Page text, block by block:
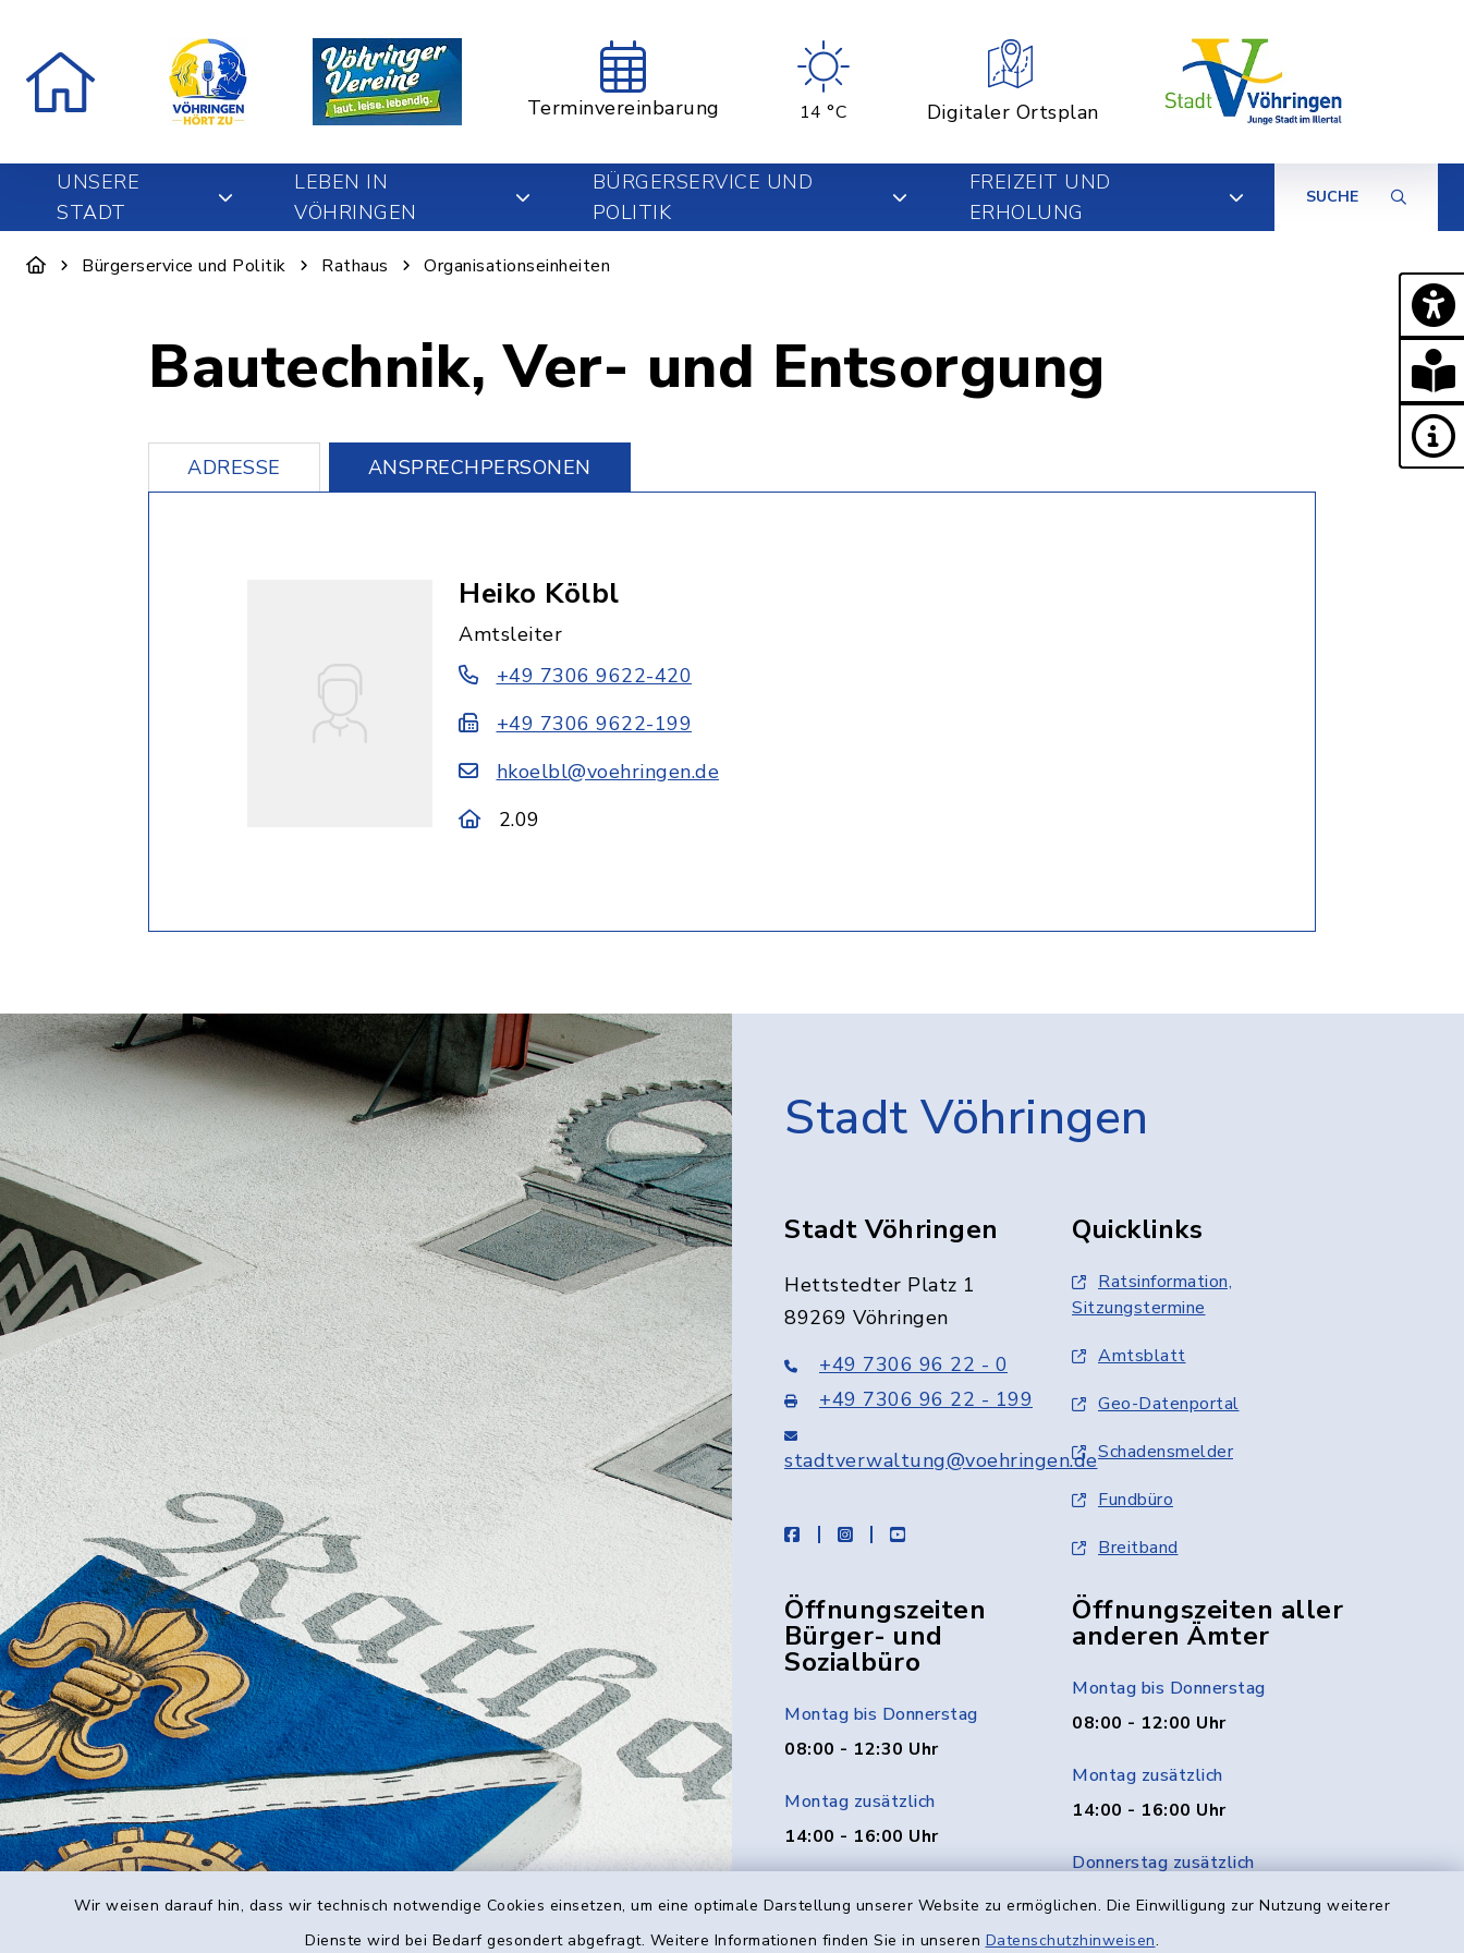
Wir weisen darauf hin, dass wir technisch notwendige Cookies einsetzen, um eine optimale Darstellung unserer Website zu ermöglichen. Die Einwilligung zur Nutzung weiterer
Dienste wird bei Bedarf gesondert abgefragt. Weitere Informationen finden Sie in unseren Datenschutzhinweisen.
Terminvereinbarung 14 °C Digitaler Ortsplan
UNSERE
STADT
LEBEN IN
VÖHRINGEN
BÜRGERSERVICE UND
POLITIK
FREIZEIT UND
ERHOLUNG
SUCHE
Bürgerservice und Politik Rathaus Organisationseinheiten
Bautechnik, Ver- und Entsorgung
ADRESSE ANSPRECHPERSONEN
Heiko Kölbl
Amtsleiter
+49 7306 9622-420
+49 7306 9622-199
hkoelbl@voehringen.de
2.09
Stadt Vöhringen
Stadt Vöhringen
Hettstedter Platz 1
89269 Vöhringen
+49 7306 96 22 - 0
+49 7306 96 22 - 199
stadtverwaltung@voehringen.de
facebookinstagramyoutube
Quicklinks
Ratsinformation,
Sitzungstermine
Amtsblatt
Geo-Datenportal
Schadensmelder
Fundbüro
Breitband
Öffnungszeiten
Bürger- und
Sozialbüro
Montag bis Donnerstag
08:00 - 12:30 Uhr
Montag zusätzlich
14:00 - 16:00 Uhr
Öffnungszeiten aller
anderen Ämter
Montag bis Donnerstag
08:00 - 12:00 Uhr
Montag zusätzlich
14:00 - 16:00 Uhr
Donnerstag zusätzlich
14:00 - 18:00 Uhr